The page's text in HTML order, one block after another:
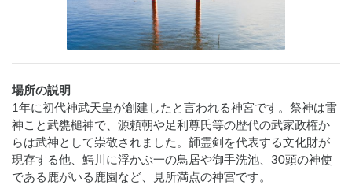
場所の説明
1年に初代神武天皇が創建したと言われる神宮です。祭神は雷
神こと武甕槌神で、源頼朝や足利尊氏等の歴代の武家政権か
らは武神として崇敬されました。韴霊剣を代表する文化財が
現存する他、鰐川に浮かぶ一の鳥居や御手洗池、30頭の神使
である鹿がいる鹿園など、見所満点の神宮です。